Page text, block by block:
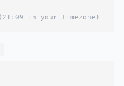
in your timezone)